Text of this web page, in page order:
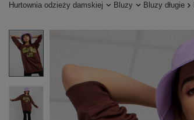
Hurtownia odzieży damskiej Bluzy Bluzy długie